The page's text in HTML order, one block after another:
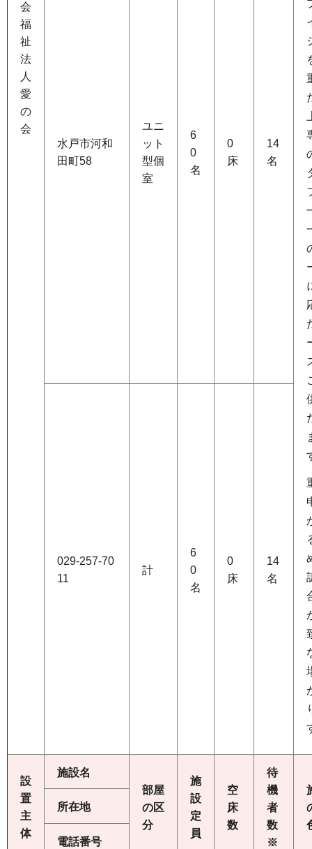
会
福
祉
法
人
愛
の
会
水戸市河和
田町58
ユニ
ット
型個
室
6
0
名
0
床
14
名
029-257-70
11
計
6
0
名
0
床
14
名
設
置
主
体
施設名
部屋
の区
分
施
設
定
員
空
床
数
待
機
者
数
※
所在地
電話番号